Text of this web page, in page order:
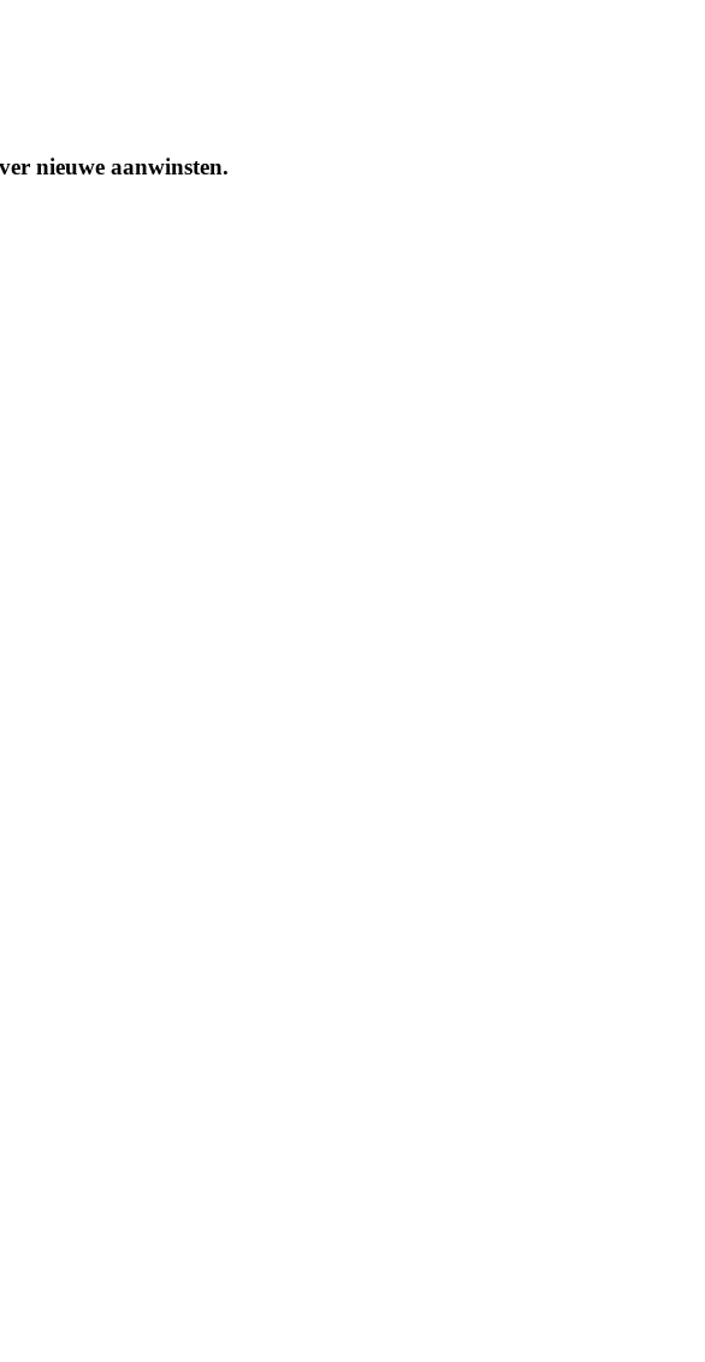
nieuwe aanwinsten.